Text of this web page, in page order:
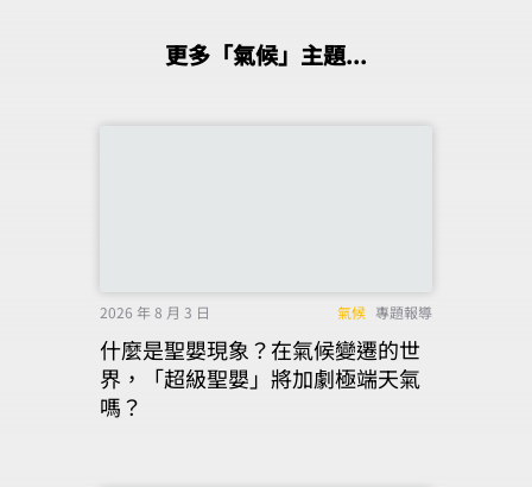
更多「氣候」主題...
2026 年 8 月 3 日 氣候 專題報導
什麼是聖嬰現象？在氣候變遷的世
界，「超級聖嬰」將加劇極端天氣
嗎？